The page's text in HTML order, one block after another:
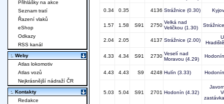
0.34 0.35 4136 Strážnice (0.30) Kyjov
1.57 1.58 S91 2750
Velká nad
Veličkou (1.30) Strážnice
2.04 2.05 4137 Strážnice (2.00)
Hradiště
4.33 4.34 S91 2730 Veselí nad
Moravou (4.29)
Hodonín
4.43 4.43 S9 4248 Hulín (3.33) Hodonín
5.03 5.04 S91 2701 Hodonín (4.32)
zastávka
Přihlášky na akce
Seznam tratí
Řazení vlaků
eShop
Odkazy
RSS kanál
:. Weby
Atlas lokomotiv
Atlas vozů
Nejkrásnější nádraží ČR
:. Kontakty
Redakce